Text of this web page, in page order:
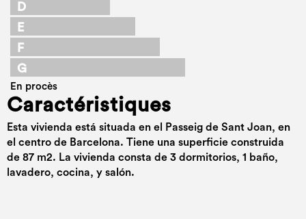
D
E
F
G
En procès
Caractéristiques
Esta vivienda está situada en el Passeig de Sant Joan, en
el centro de Barcelona. Tiene una superficie construida
de 87 m2. La vivienda consta de 3 dormitorios, 1 baño,
lavadero, cocina, y salón.